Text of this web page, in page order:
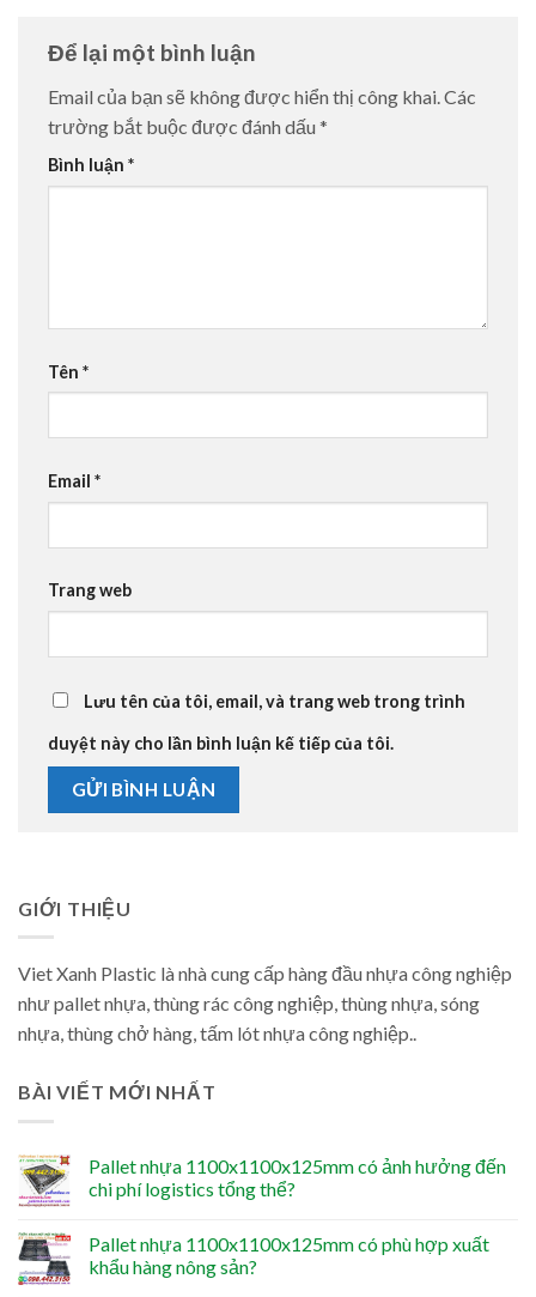
Để lại một bình luận
Email của bạn sẽ không được hiển thị công khai.Các
trường bắt buộc được đánh dấu *
Bình luận *
Tên *
Email *
Trang web
Lưu tên của tôi, email, và trang web trong trình
duyệt này cho lần bình luận kế tiếp của tôi.
GIỚI THIỆU
Viet Xanh Plastic là nhà cung cấp hàng đầu nhựa công nghiệp
như pallet nhựa, thùng rác công nghiệp, thùng nhựa, sóng
nhựa, thùng chở hàng, tấm lót nhựa công nghiệp..
BÀI VIẾT MỚI NHẤT
Pallet nhựa 1100x1100x125mm có ảnh hưởng đến
chi phí logistics tổng thể?
Pallet nhựa 1100x1100x125mm có phù hợp xuất
khẩu hàng nông sản?